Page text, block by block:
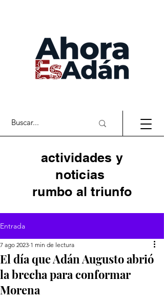
actividades y
noticias
rumbo al triunfo
Entrada
El día que Adán Augusto abrió
la brecha para conformar
Morena
7 ago 2023 1 min de lectura